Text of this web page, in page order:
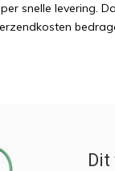
snelle levering.
Dit